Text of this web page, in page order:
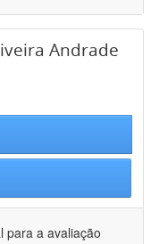
Andrade
para a avaliação